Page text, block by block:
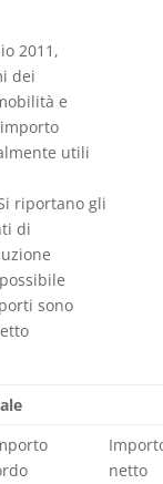
2011,
dei
e
utili
riportano gli
di
sono
netto